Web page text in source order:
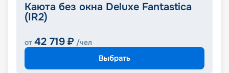
Каюта без окна Deluxe Fantastica
(IR2)
от 42 719 ₽ /чел
Выбрать